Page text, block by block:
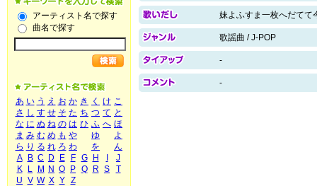
アーティスト名で探す
曲名で探す
あ い う え お か き く け こ
さ し す せ そ た ち つ て と
な に ぬ ね の は ひ ふ へ ほ
ま み む め も や ゆ
よ
ら り る れ ろ わ を
ん
A
B C D E F G H
J
K
L M N O P Q R S
T
U V W X Y Z
妹よふすま一枚へだてて
歌謡曲 / J-POP
-
-